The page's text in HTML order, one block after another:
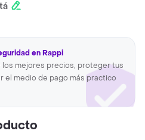
en Rappi
mejores precios, proteger tus
el medio de pago más practico